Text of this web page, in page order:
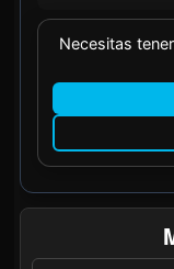
Necesitas